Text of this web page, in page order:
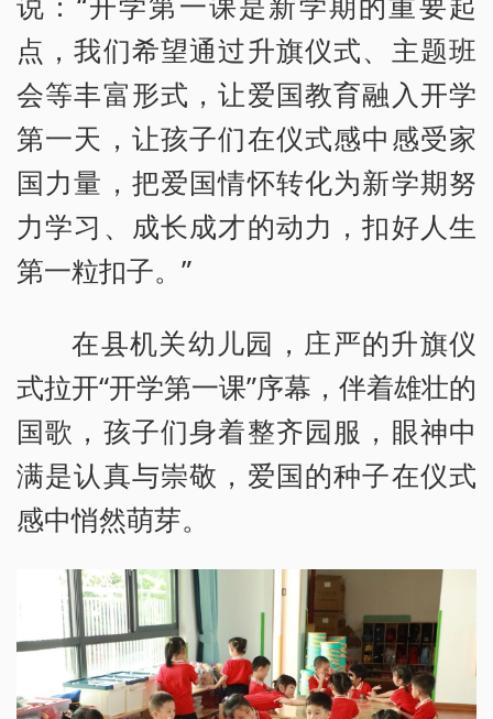
点，我们希望通过升旗仪式、主题班
会等丰富形式，让爱国教育融入开学
第一天，让孩子们在仪式感中感受家
国力量，把爱国情怀转化为新学期努
力学习、成长成才的动力，扣好人生
第一粒扣子。”
在县机关幼儿园，庄严的升旗仪
式拉开“开学第一课”序幕，伴着雄壮的
国歌，孩子们身着整齐园服，眼神中
满是认真与崇敬，爱国的种子在仪式
感中悄然萌芽。